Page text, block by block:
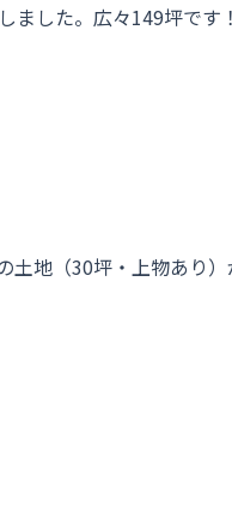
ました。広々149坪です
土地（30坪・上物あり